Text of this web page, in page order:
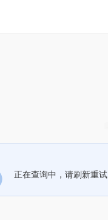
正在查询中，请刷新重试